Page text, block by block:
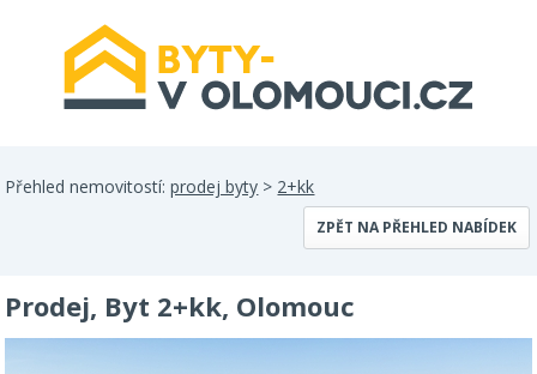
Přehled nemovitostí:prodej byty > 2+kk
ZPĚT NA PŘEHLED NABÍDEK
Prodej, Byt 2+kk, Olomouc